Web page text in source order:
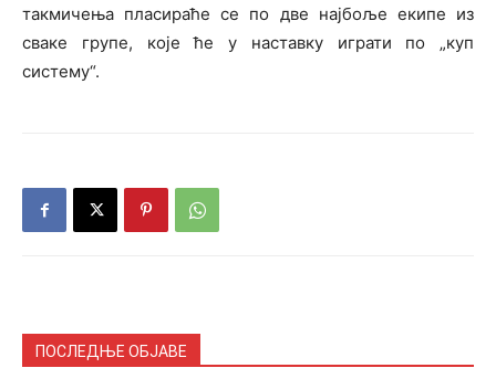
такмичења пласираће се по две најбоље екипе из
сваке групе, које ће у наставку играти по „куп
систему“.
ПОСЛЕДЊЕ ОБЈАВЕ